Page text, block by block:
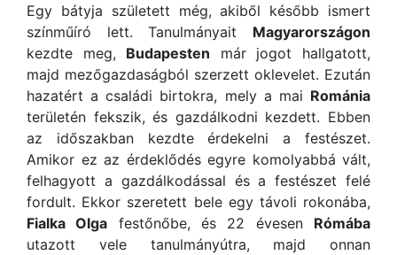
Egy bátyja született még, akiből később ismert
színműíró lett. Tanulmányait Magyarországon
kezdte meg, Budapesten már jogot hallgatott,
majd mezőgazdaságból szerzett oklevelet. Ezután
hazatért a családi birtokra, mely a mai Románia
területén fekszik, és gazdálkodni kezdett. Ebben
az időszakban kezdte érdekelni a festészet.
Amikor ez az érdeklődés egyre komolyabbá vált,
felhagyott a gazdálkodással és a festészet felé
fordult. Ekkor szeretett bele egy távoli rokonába,
Fialka Olga festőnőbe, és 22 évesen Rómába
utazott vele tanulmányútra, majd onnan